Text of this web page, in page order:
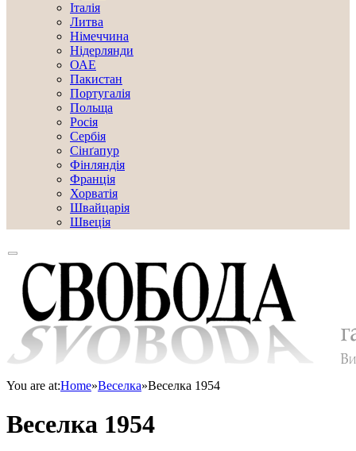
Італія
Литва
Німеччина
Нідерлянди
ОАЕ
Пакистан
Португалія
Польща
Росія
Сербія
Сінґапур
Фінляндія
Франція
Хорватія
Швайцарія
Швеція
You are at:Home»Веселка»Веселка 1954
Веселка 1954